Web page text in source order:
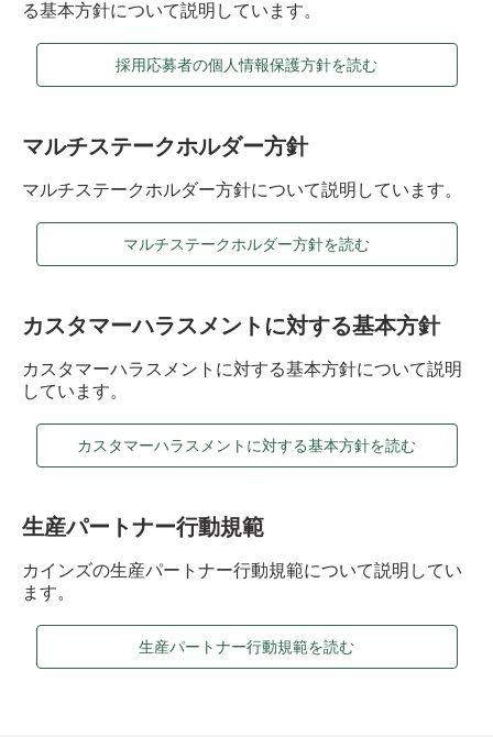
る基本方針について説明しています。
採用応募者の個人情報保護方針を読む
マルチステークホルダー方針
マルチステークホルダー方針について説明しています。
マルチステークホルダー方針を読む
カスタマーハラスメントに対する基本方針
カスタマーハラスメントに対する基本方針について説明
しています。
カスタマーハラスメントに対する基本方針を読む
生産パートナー行動規範
カインズの生産パートナー行動規範について説明してい
ます。
生産パートナー行動規範を読む